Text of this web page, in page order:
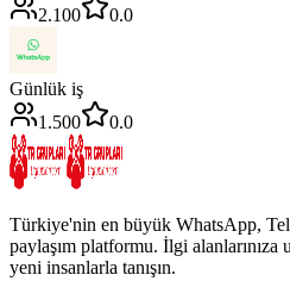
2.100
0.0
Günlük iş
1.500
0.0
Türkiye'nin en büyük WhatsApp,
paylaşım platformu. İlgi
yeni insanlarla tanışın.